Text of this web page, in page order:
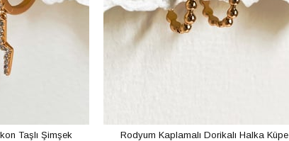
Taşlı Şimşek
Rodyum Kaplamalı Dorikalı Halka Küpe